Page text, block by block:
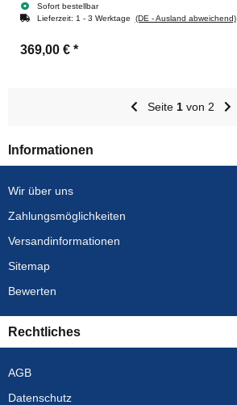
Sofort bestellbar
Lieferzeit: 1 - 3 Werktage (DE - Ausland abweichend)
369,00 € *
Seite 1von 2
Informationen
Wir über uns
Zahlungsmöglichkeiten
Versandinformationen
Sitemap
Bewerten
Rechtliches
AGB
Datenschutz